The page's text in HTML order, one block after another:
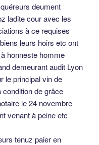
deument
ladite cour avec les
à ce requises
leurs hoirs etc ont
honneste homme
demeurant audit Lyon
le principal vin de
de grâce
le 24 novembre
venant à peine etc
tenuz paier en